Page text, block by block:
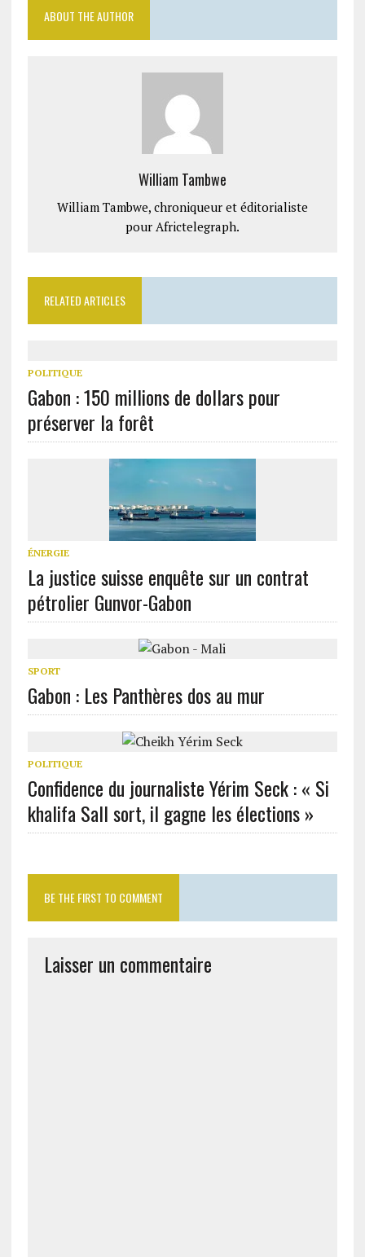
ABOUT THE AUTHOR
William Tambwe
William Tambwe, chroniqueur et éditorialiste
pour Africtelegraph.
RELATED ARTICLES
POLITIQUE
Gabon : 150 millions de dollars pour
préserver la forêt
ÉNERGIE
La justice suisse enquête sur un contrat
pétrolier Gunvor-Gabon
SPORT
Gabon : Les Panthères dos au mur
POLITIQUE
Confidence du journaliste Yérim Seck : « Si
khalifa Sall sort, il gagne les élections »
BE THE FIRST TO COMMENT
Laisser un commentaire